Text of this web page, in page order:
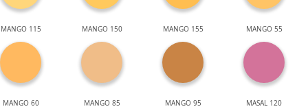
MANGO 115 MANGO 150 MANGO 155 MANGO 55
MANGO 60 MANGO 85 MANGO 95 MASAL 120